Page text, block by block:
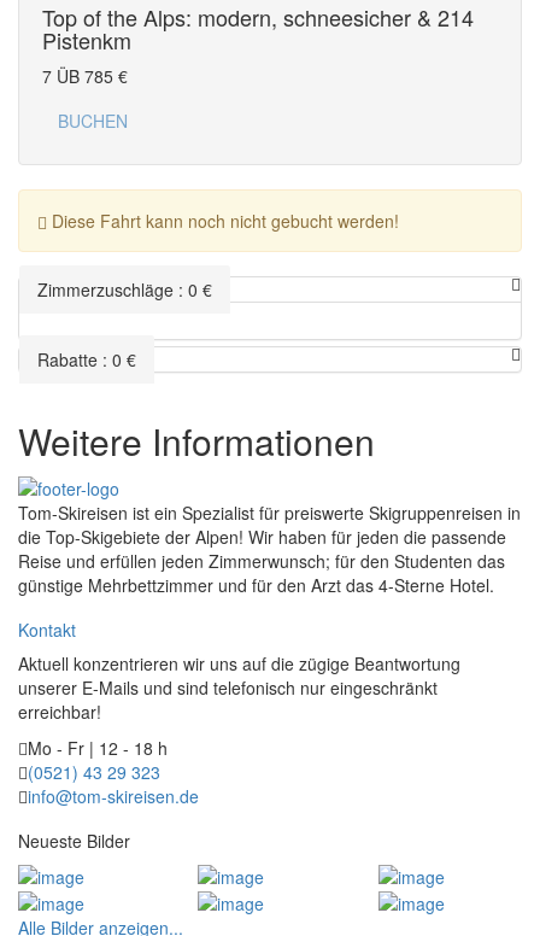
Top of the Alps: modern, schneesicher & 214
Pistenkm
7 ÜB 785 €
BUCHEN
Diese Fahrt kann noch nicht gebucht werden!
Zimmerzuschläge : 0 €
Rabatte : 0 €
Weitere Informationen
Tom-Skireisen ist ein Spezialist für preiswerte Skigruppenreisen in
die Top-Skigebiete der Alpen! Wir haben für jeden die passende
Reise und erfüllen jeden Zimmerwunsch; für den Studenten das
günstige Mehrbettzimmer und für den Arzt das 4-Sterne Hotel.
Kontakt
Aktuell konzentrieren wir uns auf die zügige Beantwortung
unserer E-Mails und sind telefonisch nur eingeschränkt
erreichbar!
Mo - Fr | 12 - 18 h
(0521) 43 29 323
info@tom-skireisen.de
Neueste Bilder
Alle Bilder anzeigen...